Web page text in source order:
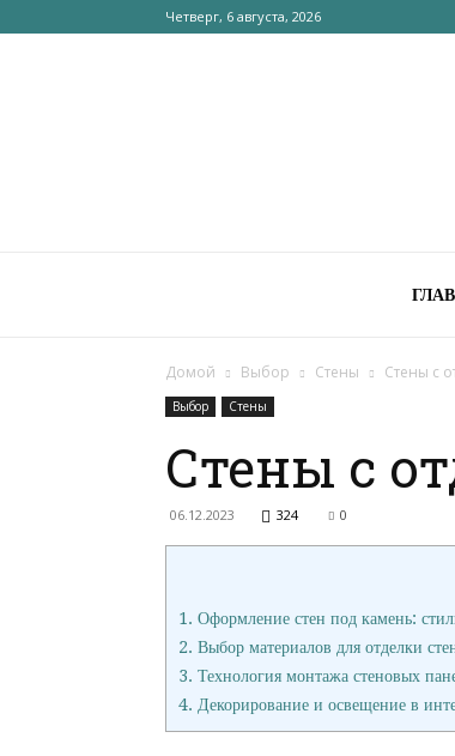
Четверг, 6 августа, 2026
Домой Выбор Стены Стены с
Выбор Стены
Стены с
06.12.2023 324 0
1. Оформление стен под камень:
2. Выбор материалов для отделки
3. Технология монтажа стеновых
4. Декорирование и освещение в